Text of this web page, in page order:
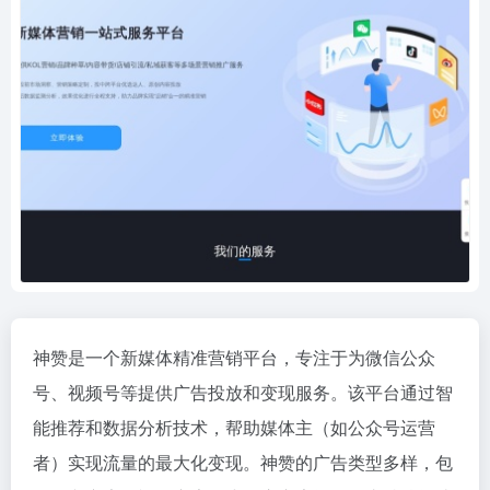
神赞是一个新媒体精准营销平台，专注于为微信公众
号、视频号等提供广告投放和变现服务。该平台通过智
能推荐和数据分析技术，帮助媒体主（如公众号运营
者）实现流量的最大化变现。神赞的广告类型多样，包